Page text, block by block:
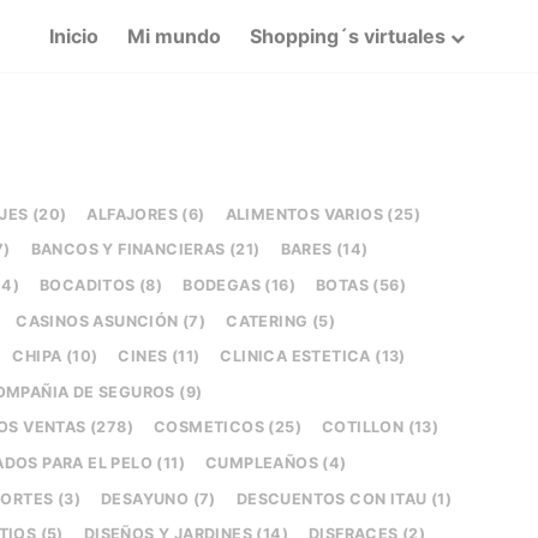
Inicio Mi mundo Shopping´s virtuales
(20) ALFAJORES (6)
ALIMENTOS VARIOS (25)
BANCOS Y FINANCIERAS (21)
BARES (14)
BOCADITOS (8) BODEGAS (16)
BOTAS (56)
CASINOS ASUNCIÓN (7)
CATERING (5)
CHIPA (10)
CINES (11)
CLINICA ESTETICA (13)
DE SEGUROS (9)
VENTAS (278)
COSMETICOS (25)
COTILLON (13)
PARA EL PELO (11)
CUMPLEAÑOS (4)
(3)
DESAYUNO (7)
DESCUENTOS CON ITAU (1)
(5)
DISEÑOS Y JARDINES (14) DISFRACES (2)